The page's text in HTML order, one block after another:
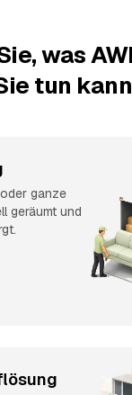
was
tun kann
ganze
geräumt und